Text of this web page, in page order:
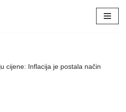
cijene: Inflacija je postala način